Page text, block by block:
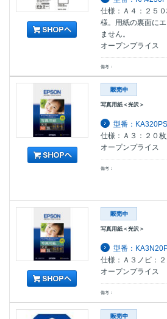
仕様：Ａ４：２５
様。用紙の裏面に
ません。
オープンプライス
備考：
写真用紙＜光沢＞
型番：
仕様：Ａ３：２０枚
オープンプライス
備考：
写真用紙＜光沢＞
型番：
仕様：Ａ３ノビ：２
オープンプライス
備考：